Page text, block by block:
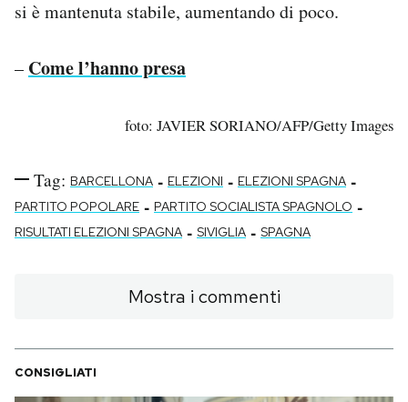
si è mantenuta stabile, aumentando di poco.
– Come l’hanno presa
foto: JAVIER SORIANO/AFP/Getty Images
Tag: BARCELLONA - ELEZIONI - ELEZIONI SPAGNA -
PARTITO POPOLARE - PARTITO SOCIALISTA SPAGNOLO -
RISULTATI ELEZIONI SPAGNA - SIVIGLIA - SPAGNA
Mostra i commenti
CONSIGLIATI